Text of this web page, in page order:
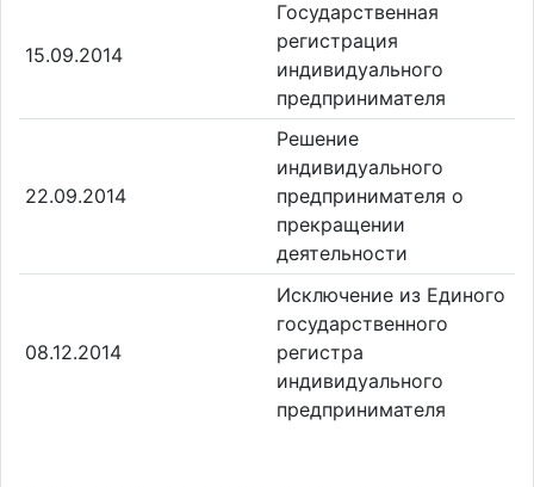
15.09.2014
Государственная
регистрация
индивидуального
предпринимателя
22.09.2014
Решение
индивидуального
предпринимателя о
прекращении
деятельности
08.12.2014
Исключение из Единого
государственного
регистра
индивидуального
предпринимателя